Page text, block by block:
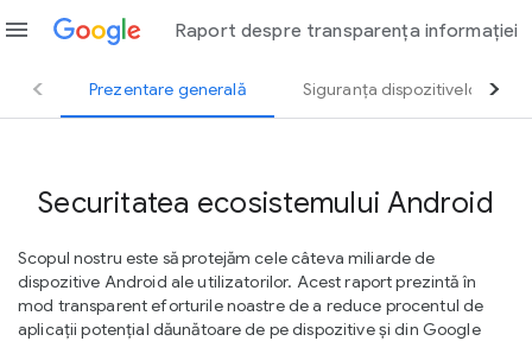
menu Raport despre transparența informației
Prezentare generală Siguranța dispozitivelor
Securitatea ecosistemului Android
Scopul nostru este să protejăm cele câteva miliarde de
dispozitive Android ale utilizatorilor. Acest raport prezintă în
mod transparent eforturile noastre de a reduce procentul de
aplicații potențial dăunătoare de pe dispozitive și din Google